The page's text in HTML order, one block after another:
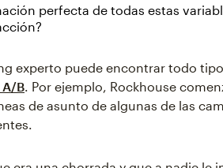
perfecta de todas estas
experto puede encontrar todo
A/B. Por ejemplo, Rockhouse
de asunto de algunas de las